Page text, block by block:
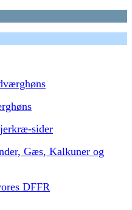
sider
Gæs, Kalkuner og
DFFR